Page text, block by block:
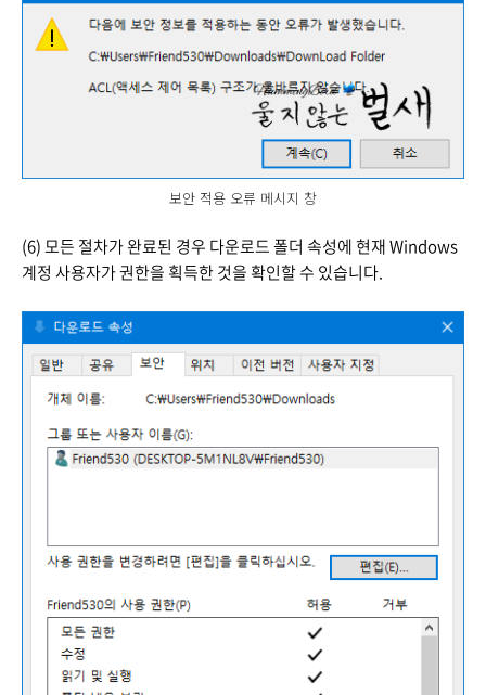
보안 적용 오류 메시지 창
(6) 모든 절차가 완료된 경우 다운로드 폴더 속성에 현재 Windows
계정 사용자가 권한을 획득한 것을 확인할 수 있습니다.